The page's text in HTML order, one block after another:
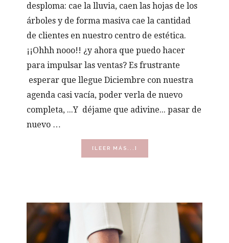
desploma: cae la lluvia, caen las hojas de los
árboles y de forma masiva cae la cantidad
de clientes en nuestro centro de estética.
¡¡Ohhh nooo!! ¿y ahora que puedo hacer
para impulsar las ventas? Es frustrante
esperar que llegue Diciembre con nuestra
agenda casi vacía, poder verla de nuevo
completa, ...Y déjame que adivine... pasar de
nuevo …
[LEER MÁS...]
DE
CENTRO
ESTÉTICA
OTOÑO